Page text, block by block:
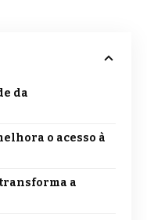
da
o acesso à
transforma a